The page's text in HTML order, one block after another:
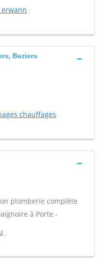
Beziers
chauffages
plomberie complète
à Porte -